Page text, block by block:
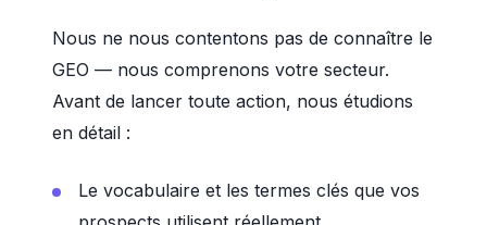
Nous ne nous contentons pas de connaître le
GEO — nous comprenons votre secteur.
Avant de lancer toute action, nous étudions
en détail :
Le vocabulaire et les termes clés que vos